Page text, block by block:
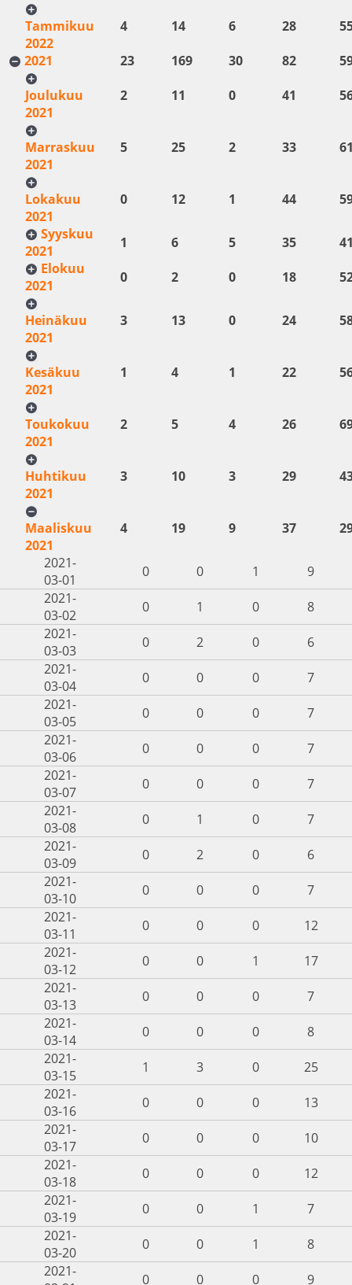
Tammikuu
2022
4 14 6 28
2021
23 169 30 82
Joulukuu
2021
2 11 0 41
Marraskuu
2021
5 25 2 33
Lokakuu
2021
0 12 1 44
Syyskuu
2021
1 6 5 35
Elokuu
2021
0 2 0 18
Heinäkuu
2021
3 13 0 24
Kesäkuu
2021
1 4 1 22
Toukokuu
2021
2 5 4 26
Huhtikuu
2021
3 10 3 29
Maaliskuu
2021
4 19 9 37
2021-
03-01
0 0 1
9
2021-
03-02
0 1 0
8
2021-
03-03
0 2 0
6
2021-
03-04
0 0 0
7
2021-
03-05
0 0 0
7
2021-
03-06
0 0 0
7
2021-
03-07
0 0 0
7
2021-
03-08
0 1 0
7
2021-
03-09
0 2 0
6
2021-
03-10
0 0 0
7
2021-
03-11
0 0 0
12
2021-
03-12
0 0 1
17
2021-
03-13
0 0 0
7
2021-
03-14
0 0 0
8
2021-
03-15
1 3 0
25
2021-
03-16
0 0 0
13
2021-
03-17
0 0 0
10
2021-
03-18
0 0 0
12
2021-
03-19
0 0 1
7
2021-
03-20
0 0 1
8
2021-
0 0 0 9